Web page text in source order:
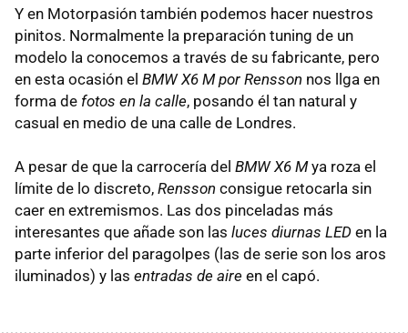
Y en Motorpasión también podemos hacer nuestros
pinitos. Normalmente la preparación tuning de un
modelo la conocemos a través de su fabricante, pero
en esta ocasión el BMW X6 M por Rensson nos llga en
forma de fotos en la calle, posando él tan natural y
casual en medio de una calle de Londres.
A pesar de que la carrocería del BMW X6 Mya roza el
límite de lo discreto, Rensson consigue retocarla sin
caer en extremismos. Las dos pinceladas más
interesantes que añade son las luces diurnas LED en la
parte inferior del paragolpes (las de serie son los aros
iluminados) y las entradas de aire en el capó.